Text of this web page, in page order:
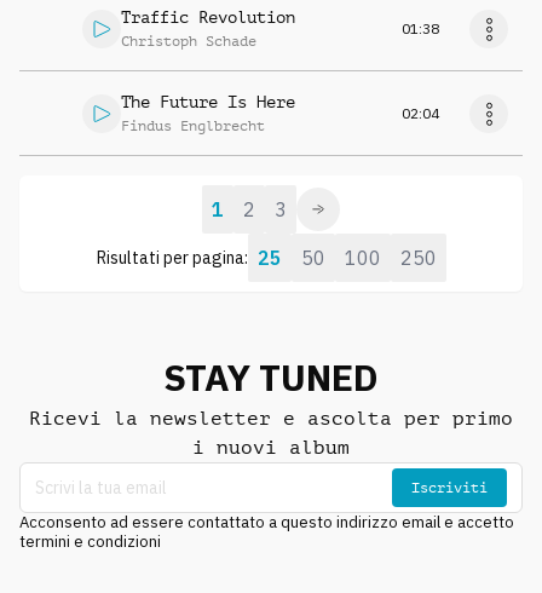
Traffic Revolution
Christoph Schade
01:38
The Future Is Here
Findus Englbrecht
02:04
Risultati per pagina: 25 50 100 250
1 2 3
STAY TUNED
Ricevi la newsletter e ascolta per primo
i nuovi album
Iscriviti
Acconsento ad essere contattato a questo indirizzo email e accetto
termini e condizioni